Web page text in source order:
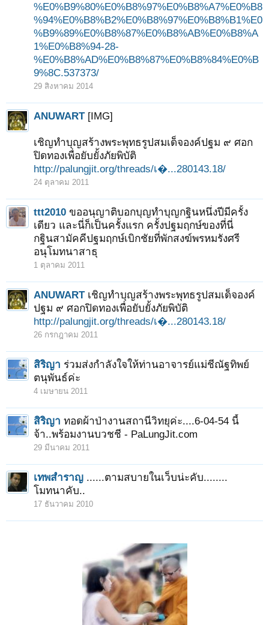
%E0%B9%80%E0%B8%97%E0%B8%A7%E0%B8
%94%E0%B8%B2%E0%B8%97%E0%B8%B1%E0
%B9%89%E0%B8%87%E0%B8%AB%E0%B8%A
1%E0%B8%94-28-
%E0%B8%AD%E0%B8%87%E0%B8%84%E0%B
9%8C.537373/
29 สิงหาคม 2014
ANUWART [IMG]
เชิญทำบุญสร้างพระพุทธรูปสมเด็จองค์ปฐม ๙ ศอก
ปิดทองเพื่อยับยั้งภัยพิบัติ
http://palungjit.org/threads/เ�...280143.18/
24 ตุลาคม 2011
ttt2010 ขออนุญาติบอกบุญทำบุญกฐินหนึ่งปีมีครั้ง
เดียว และนี่ก็เป็นครั้งแรก ครั้งปฐมฤกษ์ของที่นี่
กฐินสามัคคีปฐมฤกษ์เบิกชัยที่พักสงฆ์พรหมรังศรี
อนุโมทนาสาธุ
1 ตุลาคม 2011
ANUWART เชิญทำบุญสร้างพระพุทธรูปสมเด็จองค์
ปฐม ๙ ศอกปิดทองเพื่อยับยั้งภัยพิบัติ
http://palungjit.org/threads/เ�...280143.18/
26 กรกฎาคม 2011
สิริญา ร่วมส่งกำลังใจให้ท่านอาจารย์แม่ชีณัฐทิพย์
ตนุพันธ์ค่ะ
4 เมษายน 2011
สิริญา ทอดผ้าป่างานสถานีวิทยุค่ะ....6-04-54 นี้
จ้า..พร้อมงานบวชชี - PaLungJit.com
29 มีนาคม 2011
เทพสำราญ ......ตามสบายในเว็บน่ะคับ........
โมทนาคับ..
17 ธันวาคม 2010